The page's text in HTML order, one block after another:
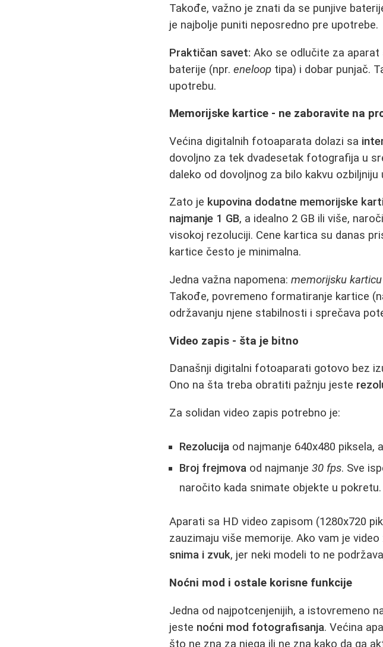
Takođe, važno je znati da se punjive
je najbolje puniti neposredno pre upotrebe.
Praktičan savet: Ako se odlučite za
baterije (npr.eneloop tipa) i dobar punjač.
upotrebu.
Memorijske kartice - ne zaboravite na
Većina digitalnih fotoaparata dolazi sa
dovoljno za tek dvadesetak fotografija u
daleko od dovoljnog za bilo kakvu ozbiljniju
Zato je kupovina dodatne memorijske
najmanje 1 GB, a idealno 2 GB ili više,
visokoj rezoluciji. Cene kartica su danas
kartice često je minimalna.
Jedna važna napomena:memorijsku
Takođe, povremeno formatiranje kartice
održavanju njene stabilnosti i sprečava
Video zapis - šta je bitno
Današnji digitalni fotoaparati gotovo bez
Ono na šta treba obratiti pažnju jeste
Za solidan video zapis potrebno je:
Rezolucija od najmanje 640x480 piksela,
Broj frejmova od najmanje30 fps. Sve
naročito kada snimate objekte u pokretu.
Aparati sa HD video zapisom (1280x720
zauzimaju više memorije. Ako vam je
snima i zvuk, jer neki modeli to ne
Noćni mod i ostale korisne funkcije
Jedna od najpotcenjenijih, a istovremeno
jeste noćni mod fotografisanja. Većina
što ne zna za njega ili ne zna kako da ga